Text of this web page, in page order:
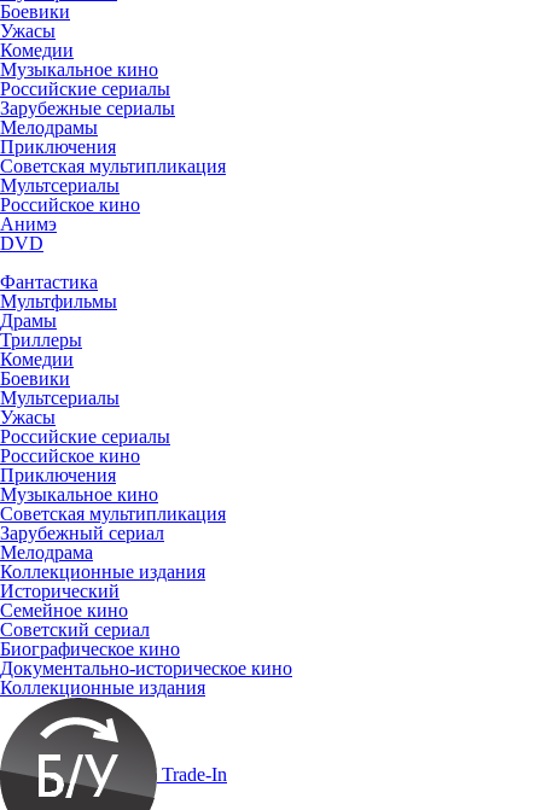
Боевики
Ужасы
Комедии
Музыкальное кино
Российские сериалы
Зарубежные сериалы
Мелодрамы
Приключения
Советская мультипликация
Мультсериалы
Российское кино
Анимэ
DVD
Фантастика
Мультфильмы
Драмы
Триллеры
Комедии
Боевики
Мультсериалы
Ужасы
Российские сериалы
Российское кино
Приключения
Музыкальное кино
Советская мультипликация
Зарубежный сериал
Мелодрама
Коллекционные издания
Исторический
Семейное кино
Советский сериал
Биографическое кино
Документально-историческое кино
Коллекционные издания
Trade-In